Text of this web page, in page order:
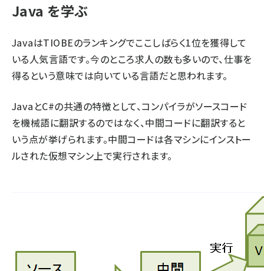
genai (1494)
abc123 (1371)
ai crunch (1365)
Java を学ぶ
JavaはTIOBEのランキングでここしばらく1位を獲得して
いる人気言語です。今のところ求人の数も多いので、仕事を
得るという意味では向いている言語だと思われます。
JavaとC#の共通の特徴として、コンパイラがソースコード
を機械語に翻訳するのではなく、中間コードに翻訳すると
いう点が挙げられます。中間コードは各マシンにインストー
ルされた仮想マシン上で実行されます。